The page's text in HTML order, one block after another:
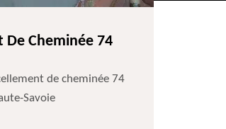
De Cheminée 74
de cheminée 74
Savoie